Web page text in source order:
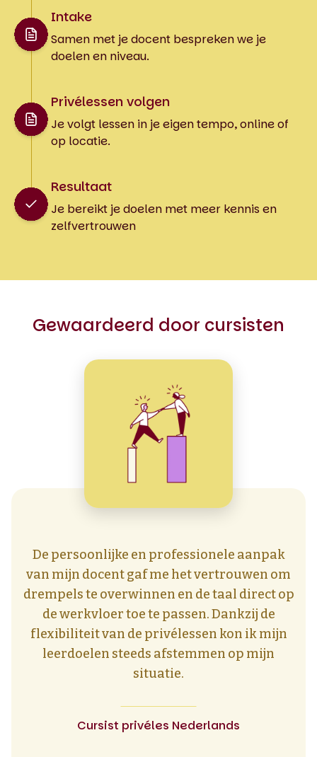
Intake
Samen met je docent bespreken we je
doelen en niveau.
Privélessen volgen
Je volgt lessen in je eigen tempo, online of
op locatie.
Resultaat
Je bereikt je doelen met meer kennis en
zelfvertrouwen
Gewaardeerd door cursisten
Cursist privéles Nederlands
De persoonlijke en professionele aanpak
van mijn docent gaf me het vertrouwen om
drempels te overwinnen en de taal direct op
de werkvloer toe te passen. Dankzij de
flexibiliteit van de privélessen kon ik mijn
leerdoelen steeds afstemmen op mijn
situatie.